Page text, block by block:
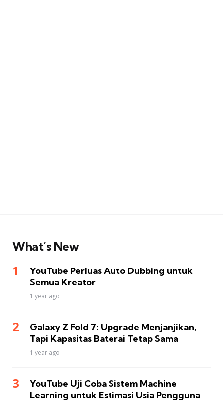
What’s New
YouTube Perluas Auto Dubbing untuk
Semua Kreator
1 year ago
Galaxy Z Fold 7: Upgrade Menjanjikan,
Tapi Kapasitas Baterai Tetap Sama
1 year ago
YouTube Uji Coba Sistem Machine
Learning untuk Estimasi Usia Pengguna